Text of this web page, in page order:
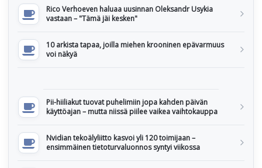
Rico Verhoeven haluaa uusinnan Oleksandr Usykia
vastaan – "Tämä jäi kesken"
10 arkista tapaa, joilla miehen krooninen epävarmuus
voi näkyä
Pii-hiiliakut tuovat puhelimiin jopa kahden päivän
käyttöajan – mutta niissä piilee vaikea vaihtokauppa
Nvidian tekoälyliitto kasvoi yli 120 toimijaan –
ensimmäinen tietoturvaluonnos syntyi viikossa